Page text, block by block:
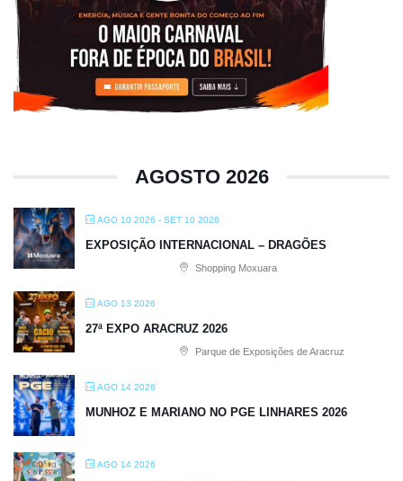
AGOSTO 2026
AGO 10 2026 - SET 10 2026
EXPOSIÇÃO INTERNACIONAL – DRAGÕES
Shopping Moxuara
AGO 13 2026
27ª EXPO ARACRUZ 2026
Parque de Exposições de Aracruz
AGO 14 2026
MUNHOZ E MARIANO NO PGE LINHARES 2026
AGO 14 2026